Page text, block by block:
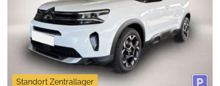
Standort Zentrallager